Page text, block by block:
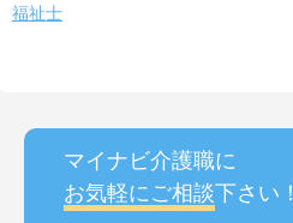
福祉士
マイナビ介護職に
お気軽にご相談下さい！